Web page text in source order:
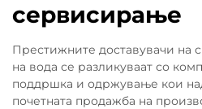
сервисирање
Престижните доставувачи на
на вода се разликуваат со
поддршка и одржување кои
почетната продажба на